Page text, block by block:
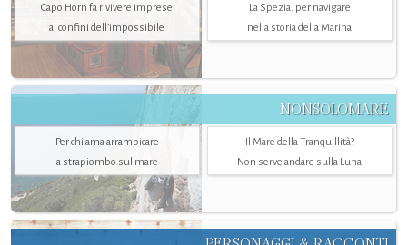
Capo Horn fa rivivere imprese
ai confini dell’impossibile
La Spezia. per navigare
nella storia della Marina
NONSOLOMARE
Per chi ama arrampicare
a strapiombo sul mare
Il Mare della Tranquillità?
Non serve andare sulla Luna